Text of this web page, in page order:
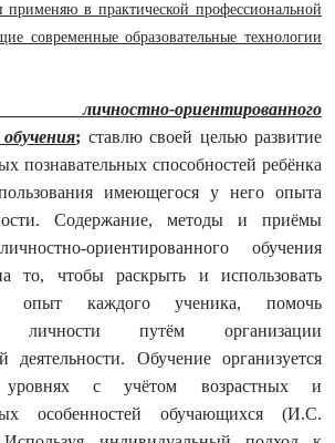
применяю в практической профессиональной
современные образовательные технологии
личностно-ориентированного
; ставлю своей целью развитие
познавательных способностей ребёнка
имеющегося у него опыта
Содержание, методы и приёмы
ориентированного обучения
то, чтобы раскрыть и использовать
опыт каждого ученика, помочь
личности путём организации
деятельности. Обучение организуется
с учётом возрастных и
особенностей обучающихся (И.С.